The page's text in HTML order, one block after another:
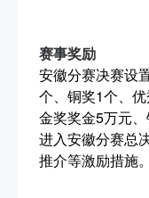
赛事奖励
安徽分赛决赛设
个、铜奖1个、优
金奖奖金5万元
进入安徽分赛总
推介等激励措施。